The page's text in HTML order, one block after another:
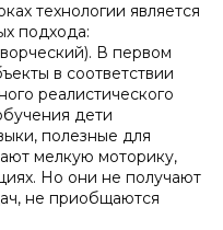
технологии является
подхода:
В первом
в соответствии
реалистического
дети
полезные для
мелкую моторику,
Но они не получают
не приобщаются